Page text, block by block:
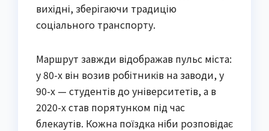
вихідні, зберігаючи традицію
соціального транспорту.
Маршрут завжди відображав пульс міста:
у 80-х він возив робітників на заводи, у
90-х — студентів до університетів, а в
2020-х став порятунком під час
блекаутів. Кожна поїздка ніби розповідає